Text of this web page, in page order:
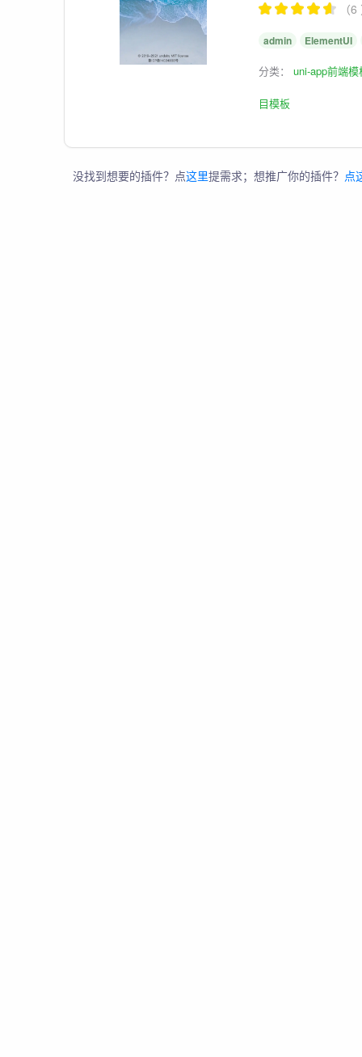
（
admin ElementUI
分类：uni-app前端模
目模板
没找到想要的插件？点这里提需求；想推广你的插件？ 点